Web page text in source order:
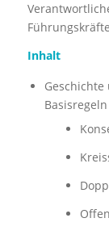
Führungskräfte
Inhalt